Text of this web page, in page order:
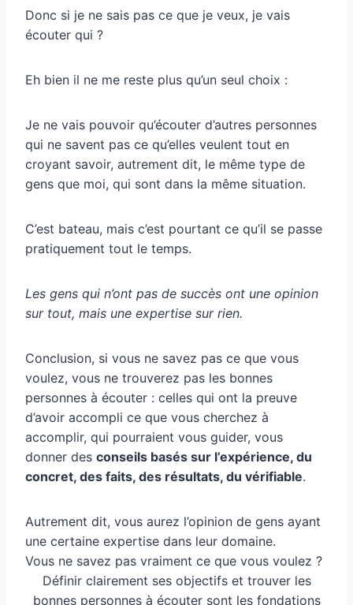
Donc si je ne sais pas ce que je veux, je vais
écouter qui ?
Eh bien il ne me reste plus qu’un seul choix :
Je ne vais pouvoir qu’écouter d’autres personnes
qui ne savent pas ce qu’elles veulent tout en
croyant savoir, autrement dit, le même type de
gens que moi, qui sont dans la même situation.
C’est bateau, mais c’est pourtant ce qu’il se passe
pratiquement tout le temps.
Les gens qui n’ont pas de succès ont une opinion
sur tout, mais une expertise sur rien.
Conclusion, si vous ne savez pas ce que vous
voulez, vous ne trouverez pas les bonnes
personnes à écouter : celles qui ont la preuve
d’avoir accompli ce que vous cherchez à
accomplir, qui pourraient vous guider, vous
donner des conseils basés sur l’expérience, du
concret, des faits, des résultats, du vérifiable.
Autrement dit, vous aurez l’opinion de gens ayant
une certaine expertise dans leur domaine.
Vous ne savez pas vraiment ce que vous voulez ?
Définir clairement ses objectifs et trouver les
bonnes personnes à écouter sont les fondations